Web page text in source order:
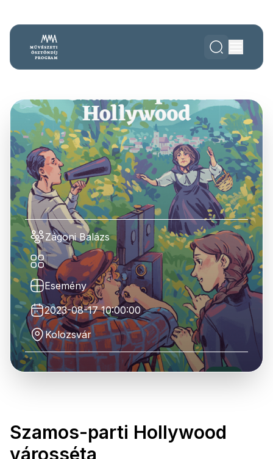
Zágoni Balázs
Esemény
2023-08-17 10:00:00
Kolozsvár
Szamos-parti Hollywood
városséta